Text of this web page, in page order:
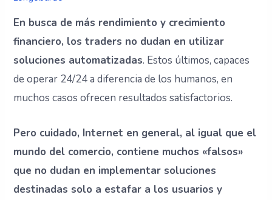
En busca de más rendimiento y crecimiento
financiero, los traders no dudan en utilizar
soluciones automatizadas. Estos últimos, capaces
de operar 24/24 a diferencia de los humanos, en
muchos casos ofrecen resultados satisfactorios.
Pero cuidado, Internet en general, al igual que el
mundo del comercio, contiene muchos «falsos»
que no dudan en implementar soluciones
destinadas solo a estafar a los usuarios y